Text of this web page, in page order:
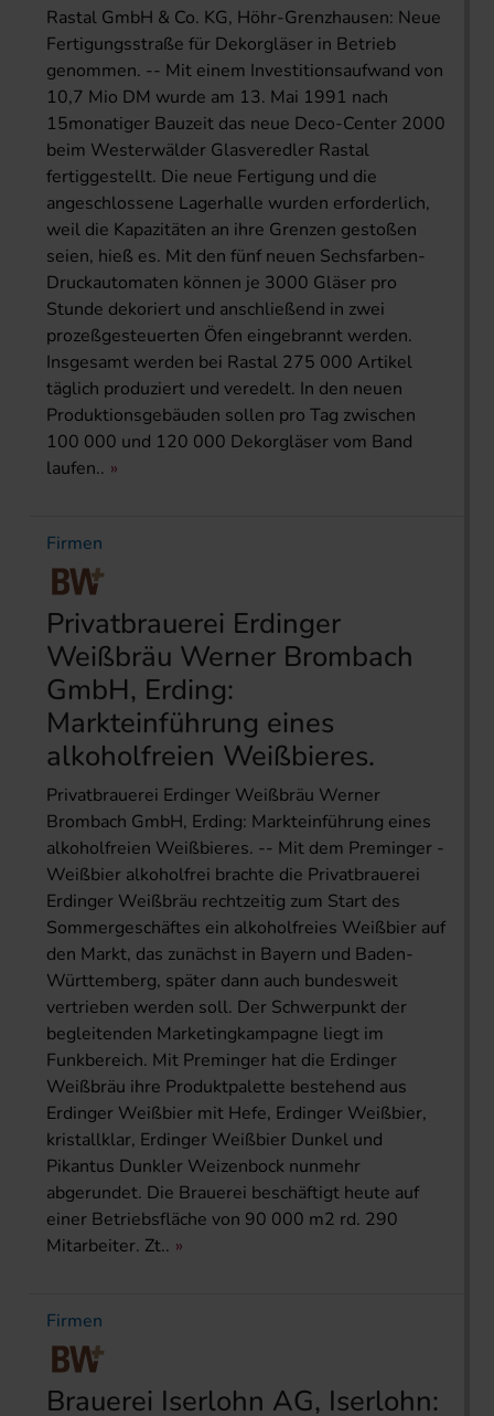
Rastal GmbH & Co. KG, Höhr-Grenzhausen: Neue
Fertigungsstraße für Dekorgläser in Betrieb
genommen. -- Mit einem Investitionsaufwand von
10,7 Mio DM wurde am 13. Mai 1991 nach
15monatiger Bauzeit das neue Deco-Center 2000
beim Westerwälder Glasveredler Rastal
fertiggestellt. Die neue Fertigung und die
angeschlossene Lagerhalle wurden erforderlich,
weil die Kapazitäten an ihre Grenzen gestoßen
seien, hieß es. Mit den fünf neuen Sechsfarben-
Druckautomaten können je 3000 Gläser pro
Stunde dekoriert und anschließend in zwei
prozeßgesteuerten Öfen eingebrannt werden.
Insgesamt werden bei Rastal 275 000 Artikel
täglich produziert und veredelt. In den neuen
Produktionsgebäuden sollen pro Tag zwischen
100 000 und 120 000 Dekorgläser vom Band
laufen..
Firmen
Privatbrauerei Erdinger
Weißbräu Werner Brombach
GmbH, Erding:
Markteinführung eines
alkoholfreien Weißbieres.
Privatbrauerei Erdinger Weißbräu Werner
Brombach GmbH, Erding: Markteinführung eines
alkoholfreien Weißbieres. -- Mit dem Preminger -
Weißbier alkoholfrei brachte die Privatbrauerei
Erdinger Weißbräu rechtzeitig zum Start des
Sommergeschäftes ein alkoholfreies Weißbier auf
den Markt, das zunächst in Bayern und Baden-
Württemberg, später dann auch bundesweit
vertrieben werden soll. Der Schwerpunkt der
begleitenden Marketingkampagne liegt im
Funkbereich. Mit Preminger hat die Erdinger
Weißbräu ihre Produktpalette bestehend aus
Erdinger Weißbier mit Hefe, Erdinger Weißbier,
kristallklar, Erdinger Weißbier Dunkel und
Pikantus Dunkler Weizenbock nunmehr
abgerundet. Die Brauerei beschäftigt heute auf
einer Betriebsfläche von 90 000 m2 rd. 290
Mitarbeiter. Zt..
Firmen
Brauerei Iserlohn AG, Iserlohn: